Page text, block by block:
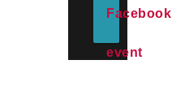
Facebook
event